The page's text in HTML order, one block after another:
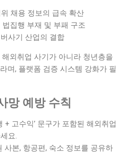
채용 정보의 급속 확산
집행 부재 및 부패 구조
사기 산업의 결합
외취업 사기가 아니라 청년층을
며, 플랫폼 검증 시스템 강화가 필
망 예방 수칙
+ 고수익’ 문구가 포함된 해외취업
요.
사본, 항공편, 숙소 정보를 공유하